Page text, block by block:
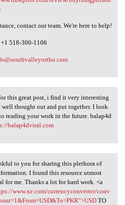
contact our team. We're here to help!
+1 518-300-1106
this great post, i
this great post, i find it very interesting
well thought out and put together. I look
reading your work in the future. balap4d
balap4dviral.com
to you for
to you for sharing this plethora of
I found this resource utmost
for me. Thanks a lot for hard work. <a
www.xe.com/currencyconverter/conv
TO